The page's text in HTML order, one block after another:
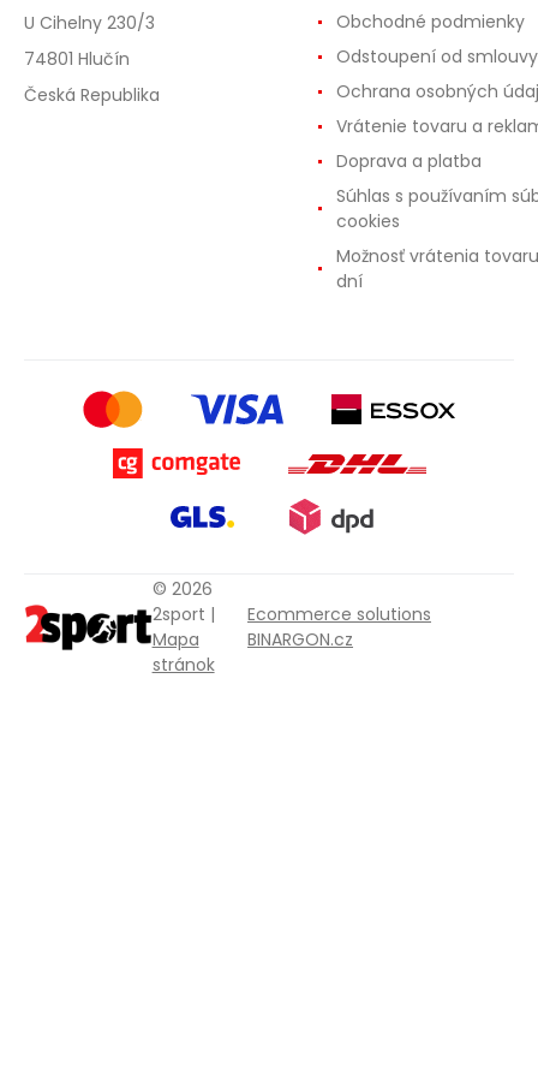
U Cihelny 230/3
74801 Hlučín
Česká Republika
Obchodné podmienky
Odstoupení od smlouvy
Ochrana osobných
Vrátenie tovaru a
Doprava a platba
Súhlas s používaním
cookies
Možnosť vrátenia
dní
© 2026
2sport |
Mapa
stránok
Ecommerce solutions
BINARGON.cz